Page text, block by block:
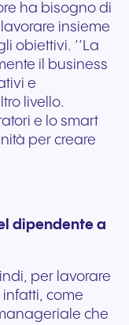
ha bisogno di
insieme
obiettivi. ‘‘La
il business
e
livello.
e lo smart
per creare
dipendente a
per lavorare
come
che